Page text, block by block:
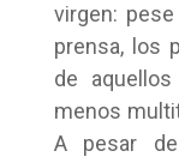
virgen:
prensa, los
de
menos
A pesar